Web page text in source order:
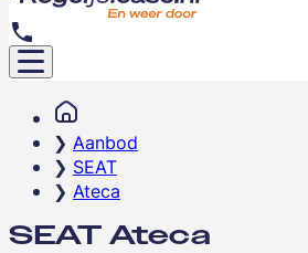
Aanbod
SEAT
Ateca
SEAT Ateca